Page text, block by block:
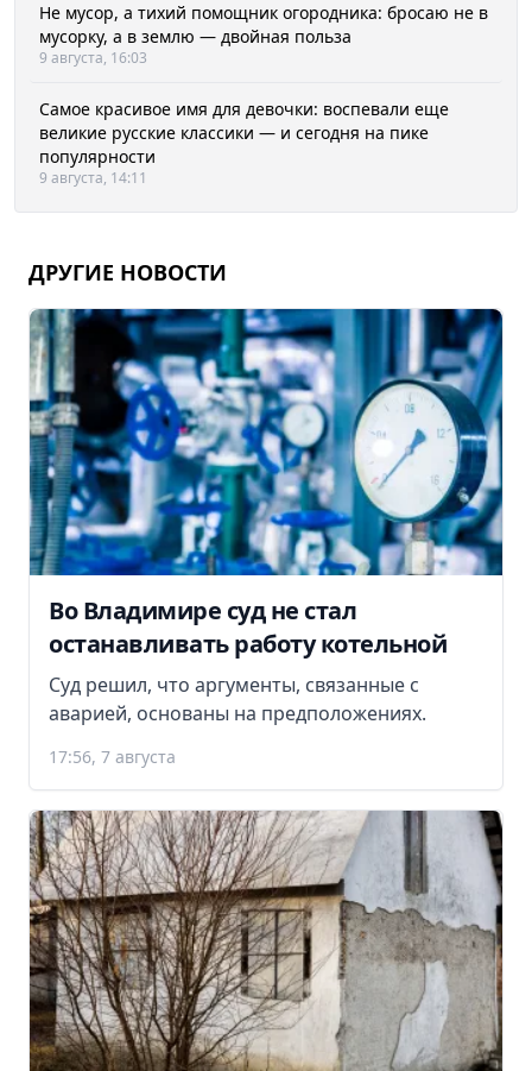
Не мусор, а тихий помощник огородника: бросаю не в
мусорку, а в землю — двойная польза
9 августа, 16:03
Самое красивое имя для девочки: воспевали еще
великие русские классики — и сегодня на пике
популярности
9 августа, 14:11
ДРУГИЕ НОВОСТИ
Во Владимире суд не стал
останавливать работу котельной
Суд решил, что аргументы, связанные с
аварией, основаны на предположениях.
17:56, 7 августа